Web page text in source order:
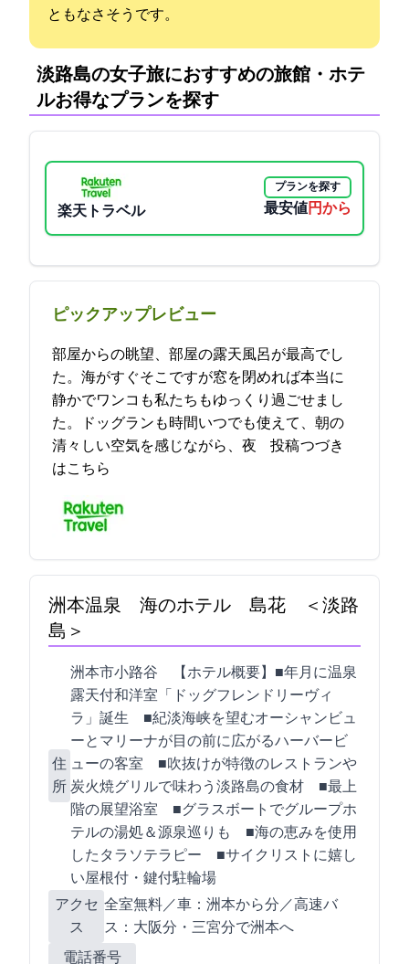
ともなさそうです。
淡路島の女子旅におすすめの旅館・ホテ
ル:お得なプランを探す
楽天トラベル
プランを探す
最安値6050円から
ピックアップレビュー
部屋からの眺望、部屋の露天風呂が最高でし
た。海がすぐそこですが窓を閉めれば本当に
静かでワンコも私たちもゆっくり過ごせまし
た。ドッグランも24時間いつでも使えて、朝の
清々しい空気を感じながら、夜… 2021-12-17 07:58:31投稿つづき
はこちら
洲本温泉 海のホテル 島花 ＜淡路
島＞
住
所
洲本市小路谷1277-5 【ホテル概要】■2017年11月に温泉
露天付和洋室「ドッグフレンドリーヴィ
ラ」誕生 ■紀淡海峡を望むオーシャンビュ
ーとマリーナが目の前に広がるハーバービ
ューの客室 ■吹抜けが特徴のレストランや
炭火焼グリルで味わう淡路島の食材 ■最上
階の展望浴室 ■グラスボートでグループホ
テルの湯処＆源泉巡りも ■海の恵みを使用
したタラソテラピー ■サイクリストに嬉し
い屋根付・鍵付駐輪場
アクセ
ス
全室WiFi無料／車：洲本ICから18分／高速バ
ス：大阪120分・三宮80分で洲本BCへ
電話番号